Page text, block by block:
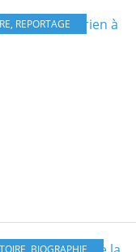
, REPORTAGE
, BIOGRAPHIE